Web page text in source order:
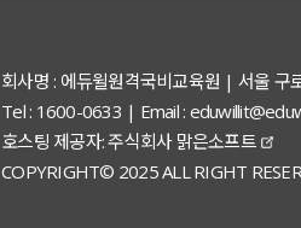
회사명 : 에듀윌원격국비교육원 | 서울
Tel : 1600-0633 | Email :
호스팅 제공자: 주식회사 맑은소프트
COPYRIGHT© 2025 ALL RIGHT